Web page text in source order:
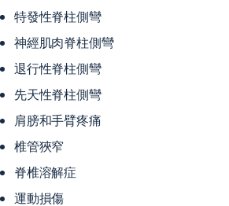
特發性脊柱側彎
神經肌肉脊柱側彎
退行性脊柱側彎
先天性脊柱側彎
肩膀和手臂疼痛
椎管狹窄
脊椎溶解症
運動損傷